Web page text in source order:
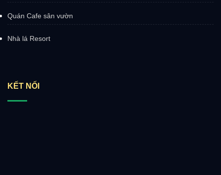
Quán Cafe sân vườn
Nhà lá Resort
KẾT NỐI